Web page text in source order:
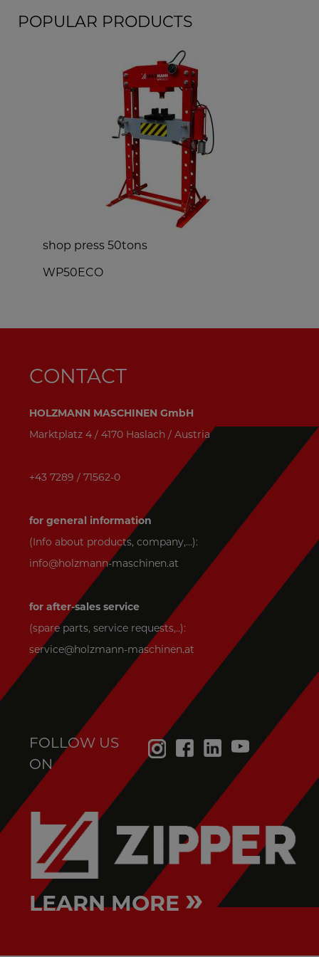
POPULAR PRODUCTS
shop press 50tons
WP50ECO
CONTACT
HOLZMANN MASCHINEN GmbH
Marktplatz 4 / 4170 Haslach / Austria
+43 7289 / 71562-0
for general information
(Info about products, company,...):
info@holzmann-maschinen.at
for after-sales service
(spare parts, service requests,..):
service@holzmann-maschinen.at
FOLLOW US
ON
LEARN MORE »